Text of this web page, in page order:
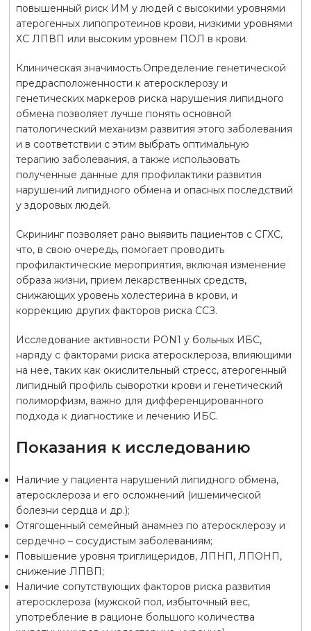
повышенный риск ИМ у людей с высокими уровнями
атерогенных липопротеинов крови, низкими уровнями
ХС ЛПВП или высоким уровнем ПОЛ в крови.
Клиническая значимость.Определение генетической
предрасположенности к атеросклерозу и
генетических маркеров риска нарушения липидного
обмена позволяет лучше понять основной
патологический механизм развития этого заболевания
и в соответствии с этим выбрать оптимальную
терапию заболевания, а также использовать
полученные данные для профилактики развития
нарушений липидного обмена и опасных последствий
у здоровых людей.
Скрининг позволяет рано выявить пациентов с СГХС,
что, в свою очередь, помогает проводить
профилактические мероприятия, включая изменение
образа жизни, прием лекарственных средств,
снижающих уровень холестерина в крови, и
коррекцию других факторов риска ССЗ.
Исследование активности PON1 у больных ИБС,
наряду с факторами риска атеросклероза, влияющими
на нее, таких как окислительный стресс, атерогенный
липидный профиль сыворотки крови и генетический
полиморфизм, важно для дифференцированного
подхода к диагностике и лечению ИБС.
Показания к исследованию
Наличие у пациента нарушений липидного обмена,
атеросклероза и его осложнений (ишемической
болезни сердца и др.);
Отягощенный семейный анамнез по атеросклерозу и
сердечно – сосудистым заболеваниям;
Повышение уровня триглицеридов, ЛПНП, ЛПОНП,
снижение ЛПВП;
Наличие сопутствующих факторов риска развития
атеросклероза (мужской пол, избыточный вес,
употребление в рационе большого количества